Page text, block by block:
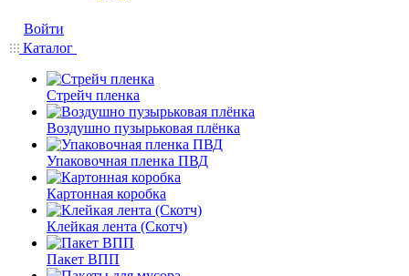
Войти
Каталог
Стрейч пленка
Воздушно пузырьковая плёнка
Упаковочная пленка ПВД
Картонная коробка
Клейкая лента (Скотч)
Пакет ВПП